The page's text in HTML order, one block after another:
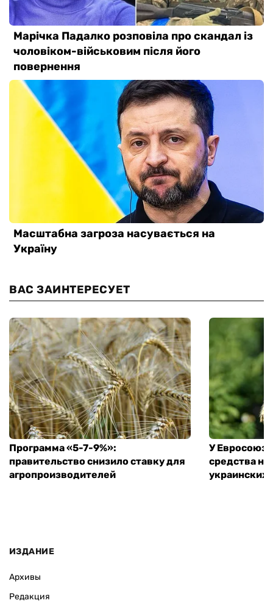
ВАС ЗАИНТЕРЕСУЕТ
Программа «5-7-9%»:
правительство снизило ставку для
агропроизводителей
У
средства
ИЗДАНИЕ
Архивы
Редакция